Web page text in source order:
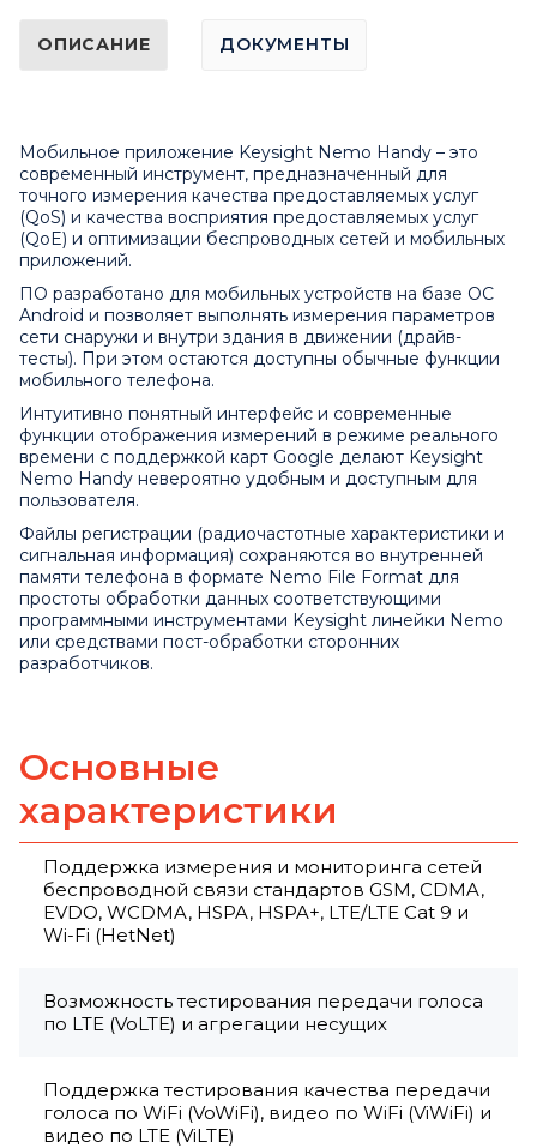
ОПИСАНИЕ ДОКУМЕНТЫ
Мобильное приложение Keysight Nemo Handy – это
современный инструмент, предназначенный для
точного измерения качества предоставляемых услуг
(QoS) и качества восприятия предоставляемых услуг
(QoE) и оптимизации беспроводных сетей и мобильных
приложений.
ПО разработано для мобильных устройств на базе ОС
Android и позволяет выполнять измерения параметров
сети снаружи и внутри здания в движении (драйв-
тесты). При этом остаются доступны обычные функции
мобильного телефона.
Интуитивно понятный интерфейс и современные
функции отображения измерений в режиме реального
времени с поддержкой карт Google делают Keysight
Nemo Handy невероятно удобным и доступным для
пользователя.
Файлы регистрации (радиочастотные характеристики и
сигнальная информация) сохраняются во внутренней
памяти телефона в формате Nemo File Format для
простоты обработки данных соответствующими
программными инструментами Keysight линейки Nemo
или средствами пост-обработки сторонних
разработчиков.
Основные
характеристики
Поддержка измерения и мониторинга сетей
беспроводной связи стандартов GSM, CDMA,
EVDO, WCDMA, HSPA, HSPA+, LTE/LTE Cat 9 и
Wi-Fi (HetNet)
Возможность тестирования передачи голоса
по LTE (VoLTE) и агрегации несущих
Поддержка тестирования качества передачи
голоса по WiFi (VoWiFi), видео по WiFi (ViWiFi) и
видео по LTE (ViLTE)